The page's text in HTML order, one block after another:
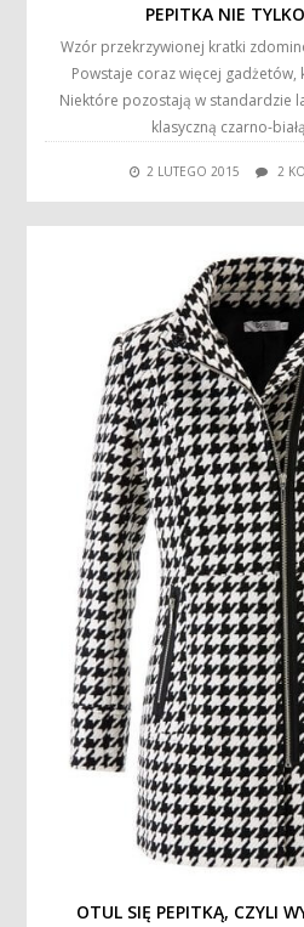
PEPITKA NIE
Wzór przekrzywionej kratki
Powstaje coraz więcej
Niektóre pozostają w standardzie
klasyczną czarno-
2 LUTEGO 2015 2
OTUL SIĘ PEPITKĄ, CZYLI